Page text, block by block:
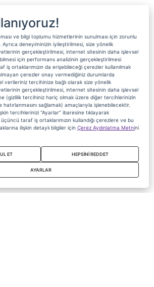
ve bilgi toplumu hizmetlerinin sunulması için zorunlu
Ayrıca deneyiminizin iyileştirilmesi, size yönelik
gerçekleştirilmesi, internet sitesinin daha işlevsel
için performans analizinin gerçekleştirilmesi
iş ortaklarımızın da erişebileceği çerezler kullanılmak
çerezler onay vermediğiniz durumlarda
verileriniz tercihinize bağlı olarak size yönelik
gerçekleştirilmesi, internet sitesinin daha işlevsel
(gizlilik tercihiniz hariç olmak üzere diğer tercihlerinizin
sağlamak) amaçlarıyla işlenebilecektir.
tercihlerinizi “Ayarlar” ibaresine tıklayarak
taraf iş ortaklarımızın kullandığı çerezlere ve bu
ilişkin detaylı bilgiler için Çerez Aydınlatma Metnini
ET HEPSİNİ REDDET
AYARLAR